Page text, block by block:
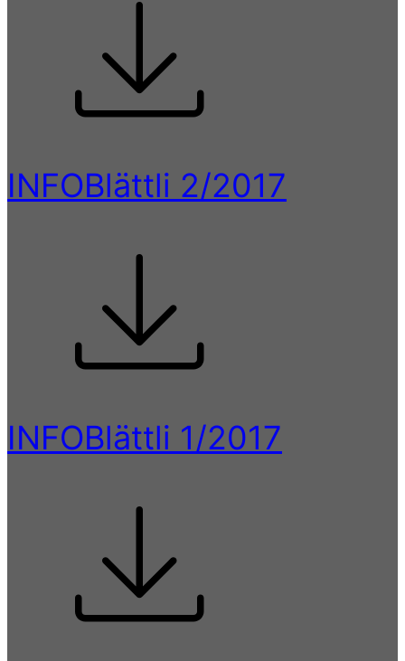
INFOBlättli 2/2017
INFOBlättli 1/2017